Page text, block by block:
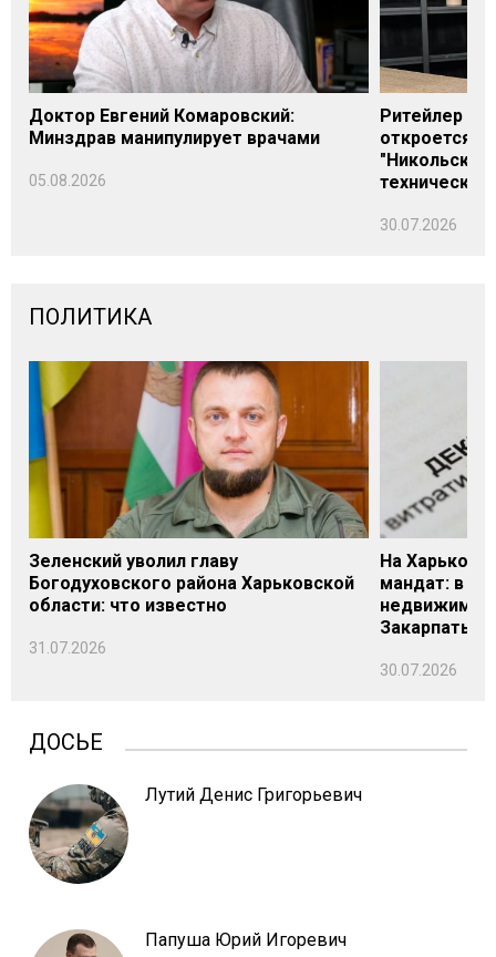
Доктор Евгений Комаровский:
Минздрав манипулирует врачами
05.08.2026
Ритейлер
откроется
технических
30.07.2026
ПОЛИТИКА
Зеленский уволил главу
Богодуховского района Харьковской
области: что известно
31.07.2026
На
мандат: в
Закарпатье
30.07.2026
ДОСЬЕ
Лутий Денис Григорьевич
Папуша Юрий Игоревич